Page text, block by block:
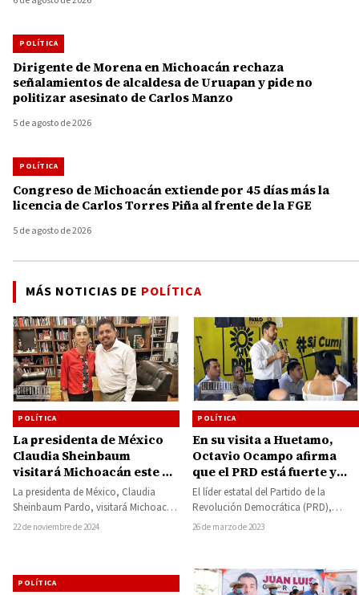
POLÍTICA
Dirigente de Morena en Michoacán rechaza
señalamientos de alcaldesa de Uruapan y pide no
politizar asesinato de Carlos Manzo
5 de agosto de 2026
POLÍTICA
Congreso de Michoacán extiende por 45 días más la
licencia de Carlos Torres Piña al frente de la FGE
5 de agosto de 2026
MÁS NOTICIAS DE POLÍTICA
POLÍTICA
La presidenta de México
Claudia Sheinbaum
visitará Michoacán este fin
de semana, confirmó el
delegado de Bienestar
La presidenta de México, Claudia
Sheinbaum Pardo, visitará Michoacán
este fin de semana, así lo confirmó el
22 de noviembre de 2024
POLÍTICA
En su visita a Huetamo,
Octavio Ocampo afirma
que el PRD está fuerte y
sólido
El líder estatal del Partido de la
Revolución Democrática (PRD),
Octavio Ocampo Córdova, refrendó
26 de marzo de 2023
POLÍTICA